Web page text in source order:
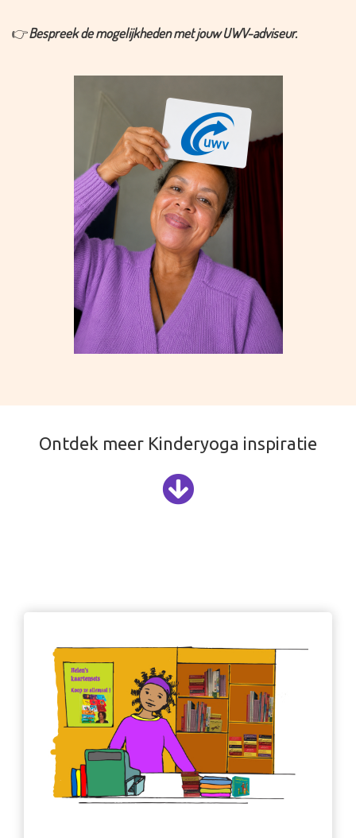
👉Bespreek de mogelijkheden met jouw UWV-adviseur.
Ontdek meer Kinderyoga inspiratie